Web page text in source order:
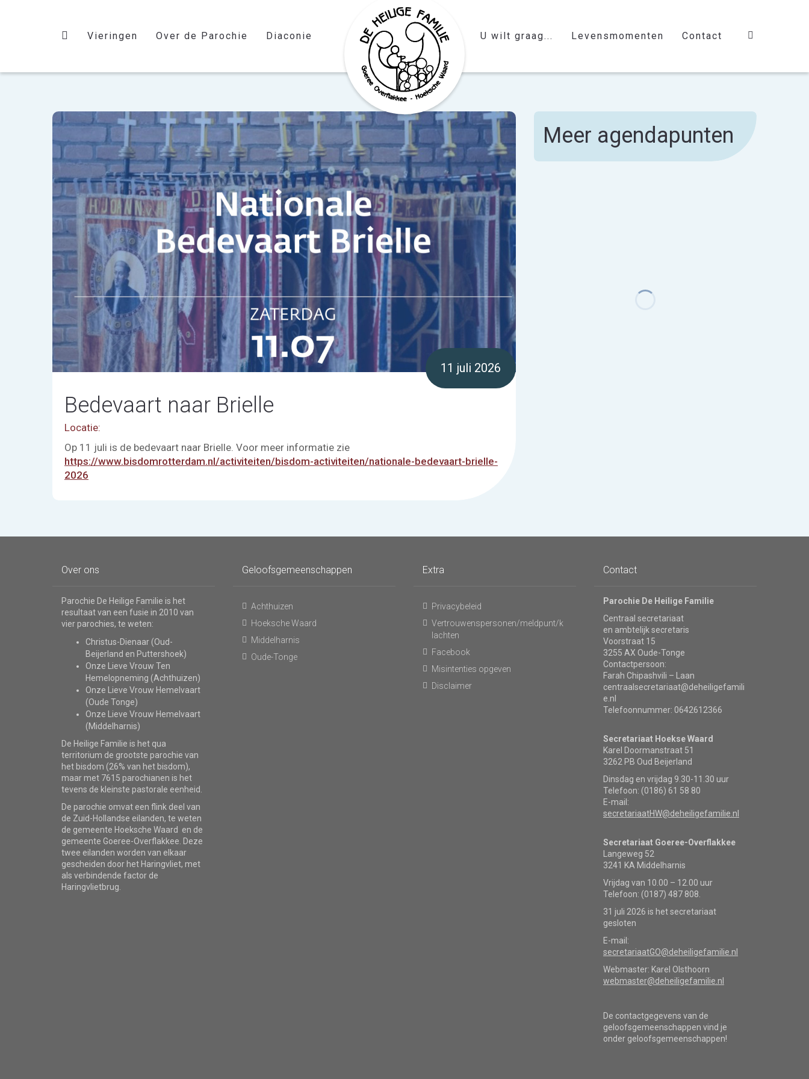
Vieringen Over de Parochie Diaconie U wilt graag... Levensmomenten Contact
11 juli 2026
Bedevaart naar Brielle
Locatie:
Op 11 juli is de bedevaart naar Brielle. Voor meer informatie zie
https://www.bisdomrotterdam.nl/activiteiten/bisdom-activiteiten/nationale-bedevaart-brielle-
2026
Meer agendapunten
Over ons
Parochie De Heilige Familie is het
resultaat van een fusie in 2010 van
vier parochies, te weten:
Christus-Dienaar (Oud-
Beijerland en Puttershoek)
Onze Lieve Vrouw Ten
Hemelopneming (Achthuizen)
Onze Lieve Vrouw Hemelvaart
(Oude Tonge)
Onze Lieve Vrouw Hemelvaart
(Middelharnis)
De Heilige Familie is het qua
territorium de grootste parochie van
het bisdom (26% van het bisdom),
maar met 7615 parochianen is het
tevens de kleinste pastorale eenheid.
De parochie omvat een flink deel van
de Zuid-Hollandse eilanden, te weten
de gemeente Hoeksche Waard en de
gemeente Goeree-Overflakkee. Deze
twee eilanden worden van elkaar
gescheiden door het Haringvliet, met
als verbindende factor de
Haringvlietbrug.
Geloofsgemeenschappen
Achthuizen
Hoeksche Waard
Middelharnis
Oude-Tonge
Extra
Privacybeleid
Vertrouwenspersonen/meldpunt/k
lachten
Facebook
Misintenties opgeven
Disclaimer
Contact
Parochie De Heilige Familie
Centraal secretariaat
en ambtelijk secretaris
Voorstraat 15
3255 AX Oude-Tonge
Contactpersoon:
Farah Chipashvili – Laan
centraalsecretariaat@deheiligefamili
e.nl
Telefoonnummer: 0642612366
Secretariaat Hoekse Waard
Karel Doormanstraat 51
3262 PB Oud Beijerland
Dinsdag en vrijdag 9.30-11.30 uur
Telefoon: (0186) 61 58 80
E-mail:
secretariaatHW@deheiligefamilie.nl
Secretariaat Goeree-Overflakkee
Langeweg 52
3241 KA Middelharnis
Vrijdag van 10.00 – 12.00 uur
Telefoon: (0187) 487 808.
31 juli 2026 is het secretariaat
gesloten
E-mail:
secretariaatGO@deheiligefamilie.nl
Webmaster: Karel Olsthoorn
webmaster@deheiligefamilie.nl
De contactgegevens van de
geloofsgemeenschappen vind je
onder geloofsgemeenschappen!